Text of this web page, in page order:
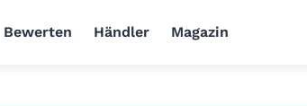
Bewerten Händler Magazin